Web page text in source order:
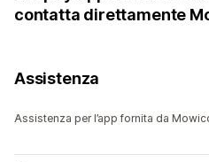
contatta direttamente
Assistenza
Assistenza per l’app fornita da